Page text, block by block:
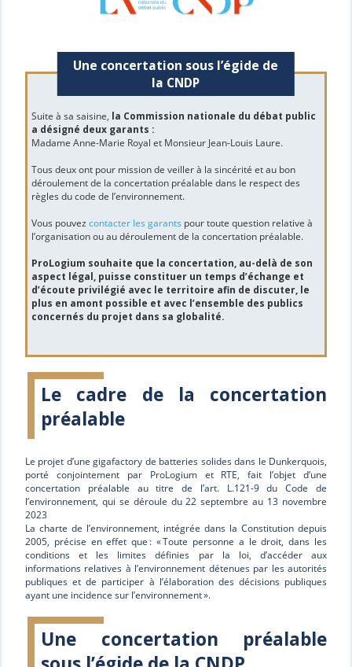
Une concertation sous l’égide de
la CNDP
Suite à sa saisine, la Commission nationale du débat public
a désigné deux garants :
Madame Anne-Marie Royal et Monsieur Jean-Louis Laure.
Tous deux ont pour mission de veiller à la sincérité et au bon
déroulement de la concertation préalable dans le respect des
règles du code de l’environnement.
Vous pouvez contacter les garants pour toute question relative à
l’organisation ou au déroulement de la concertation préalable.
ProLogium souhaite que la concertation, au-delà de son
aspect légal, puisse constituer un temps d’échange et
d’écoute privilégié avec le territoire afin de discuter, le
plus en amont possible et avec l’ensemble des publics
concernés du projet dans sa globalité.
Le cadre de la concertation
préalable
Le projet d’une gigafactory de batteries solides dans le Dunkerquois,
porté conjointement par ProLogium et RTE, fait l’objet d’une
concertation préalable au titre de l’art. L.121-9 du Code de
l’environnement, qui se déroule du 22 septembre au 13 novembre
2023
La charte de l’environnement, intégrée dans la Constitution depuis
2005, précise en effet que : « Toute personne a le droit, dans les
conditions et les limites définies par la loi, d’accéder aux
informations relatives à l’environnement détenues par les autorités
publiques et de participer à l’élaboration des décisions publiques
ayant une incidence sur l’environnement ».
Une concertation préalable